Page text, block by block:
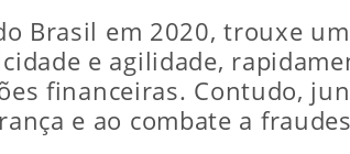
Brasil em 2020, trouxe
e agilidade,
financeiras. Contudo,
e ao combate a